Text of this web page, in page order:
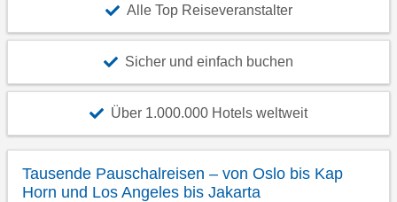
Alle Top Reiseveranstalter
Sicher und einfach buchen
Über 1.000.000 Hotels weltweit
Tausende Pauschalreisen – von Oslo bis Kap
Horn und Los Angeles bis Jakarta